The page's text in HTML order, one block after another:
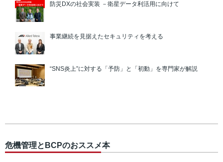
防災DXの社会実装 －衛星データ利活用に向けて
事業継続を見据えたセキュリティを考える
“SNS炎上”に対する「予防」と「初動」を専門家が解説
危機管理とBCPのおススメ本